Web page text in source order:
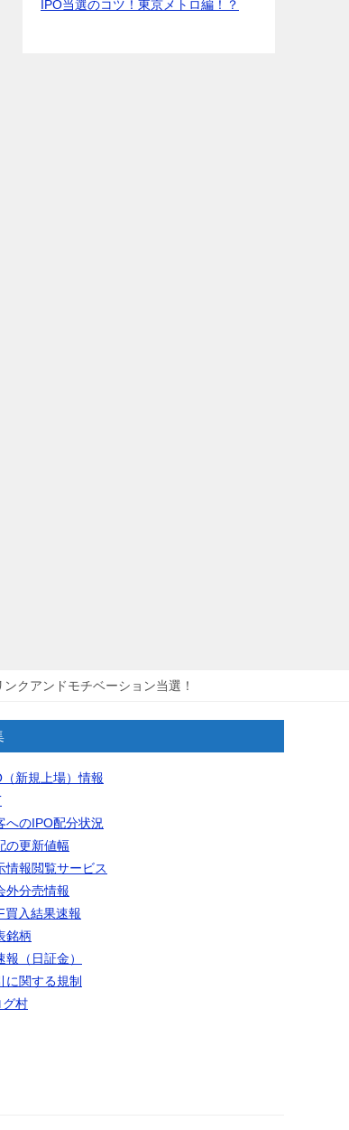
IPO当選のコツ！東京メトロ編！？
ンクアンドモチベーション当選！
新規上場）情報
へのIPO配分状況
の更新値幅
情報閲覧サービス
外分売情報
買入結果速報
銘柄
報（日証金）
に関する規制
グ村